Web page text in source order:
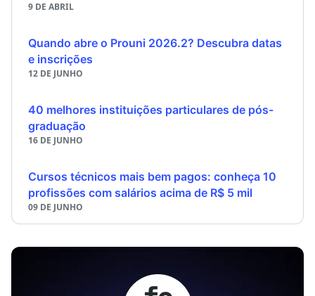
9 DE ABRIL
Quando abre o Prouni 2026.2? Descubra datas
e inscrições
12 DE JUNHO
40 melhores instituições particulares de pós-
graduação
16 DE JUNHO
Cursos técnicos mais bem pagos: conheça 10
profissões com salários acima de R$ 5 mil
09 DE JUNHO